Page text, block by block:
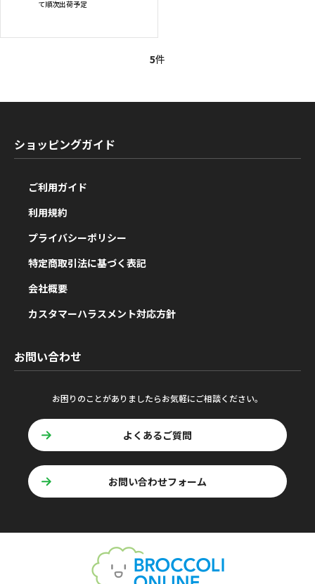
て順次出荷予定
5件
ショッピングガイド
ご利用ガイド
利用規約
プライバシーポリシー
特定商取引法に基づく表記
会社概要
カスタマーハラスメント対応方針
お問い合わせ
お困りのことがありましたらお気軽にご相談ください。
よくあるご質問
お問い合わせフォーム